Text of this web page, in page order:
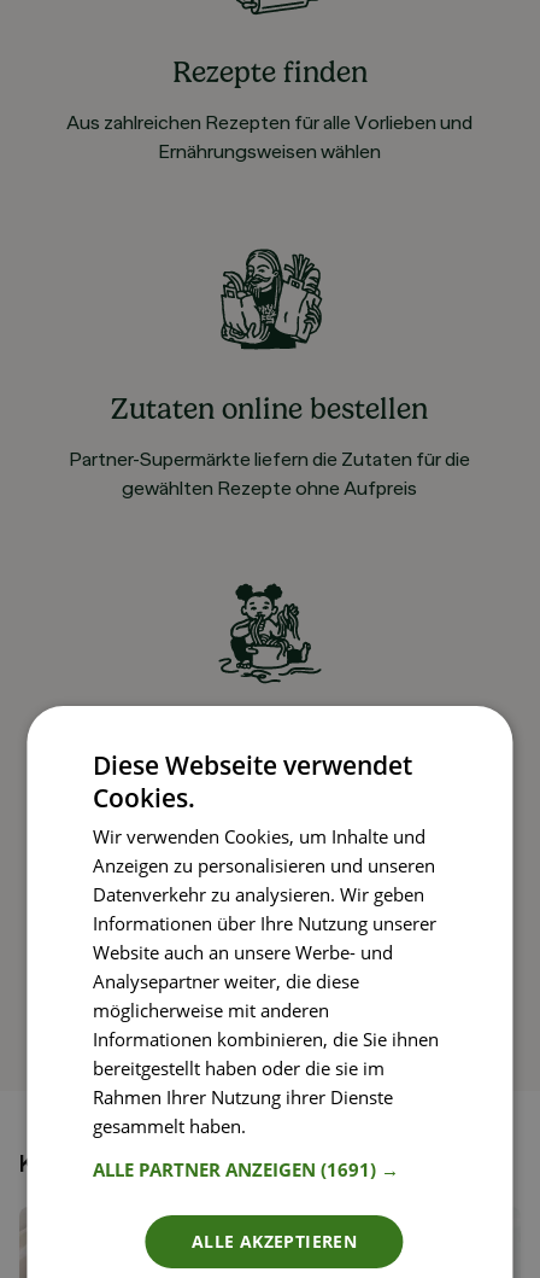
Rezepte finden
Aus zahlreichen Rezepten für alle Vorlieben und
Ernährungsweisen wählen
Zutaten online bestellen
Partner-Supermärkte liefern die Zutaten für die
gewählten Rezepte ohne Aufpreis
Rezepte mit einfachen Schritt-für-Schritt-
Anleitungen nachkochen
So funktioniert’s
Könnte dir auch gefallen
Diese Webseite verwendet
Cookies.
Wir verwenden Cookies, um Inhalte und
Anzeigen zu personalisieren und unseren
Datenverkehr zu analysieren. Wir geben
Informationen über Ihre Nutzung unserer
Website auch an unsere Werbe- und
Analysepartner weiter, die diese
möglicherweise mit anderen
Informationen kombinieren, die Sie ihnen
bereitgestellt haben oder die sie im
Rahmen Ihrer Nutzung ihrer Dienste
gesammelt haben.
ALLE PARTNER ANZEIGEN(1691) →
ALLE AKZEPTIEREN